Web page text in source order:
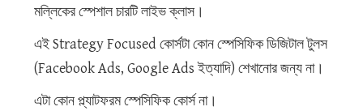
মল্লিকের স্পেশাল চারটি লাইভ ক্লাস।
এই Strategy Focused কোর্সটা কোন স্পেসিফিক ডিজিটাল টুলস
(Facebook Ads, Google Ads ইত্যাদি) শেখানোর জন্য না।
এটা কোন প্ল্যাটফরম স্পেসিফিক কোর্স না।